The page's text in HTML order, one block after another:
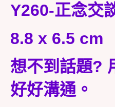
Y260-正念交
8.8 x 6.5 cm
想不到話題?
好好溝通。